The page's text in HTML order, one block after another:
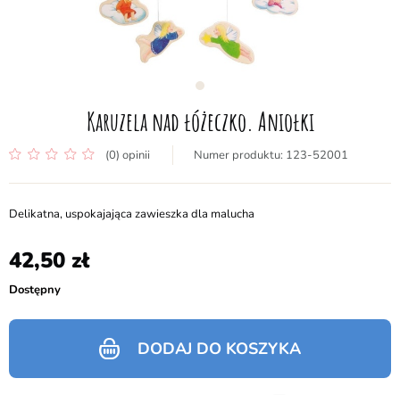
Karuzela nad łóżeczko. Aniołki
(0) opinii 123-52001
Delikatna, uspokajająca zawieszka dla malucha
42,50
Dostępny
DODAJ DO KOSZYKA